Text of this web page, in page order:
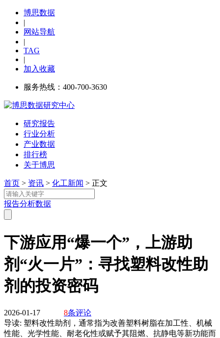
博思数据
|
网站导航
|
TAG
|
加入收藏
服务热线：400-700-3630
研究报告
行业分析
产业数据
排行榜
关于博思
首页 > 资讯 > 化工新闻 > 正文
报告分析数据
下游应用“爆一个”，上游助
剂“火一片”：寻找塑料改性助
剂的投资密码
2026-01-17 8条评论
导读: 塑料改性助剂，通常指为改善塑料树脂在加工性、机械
性能、光学性能、耐老化性或赋予其阻燃、抗静电等新功能而